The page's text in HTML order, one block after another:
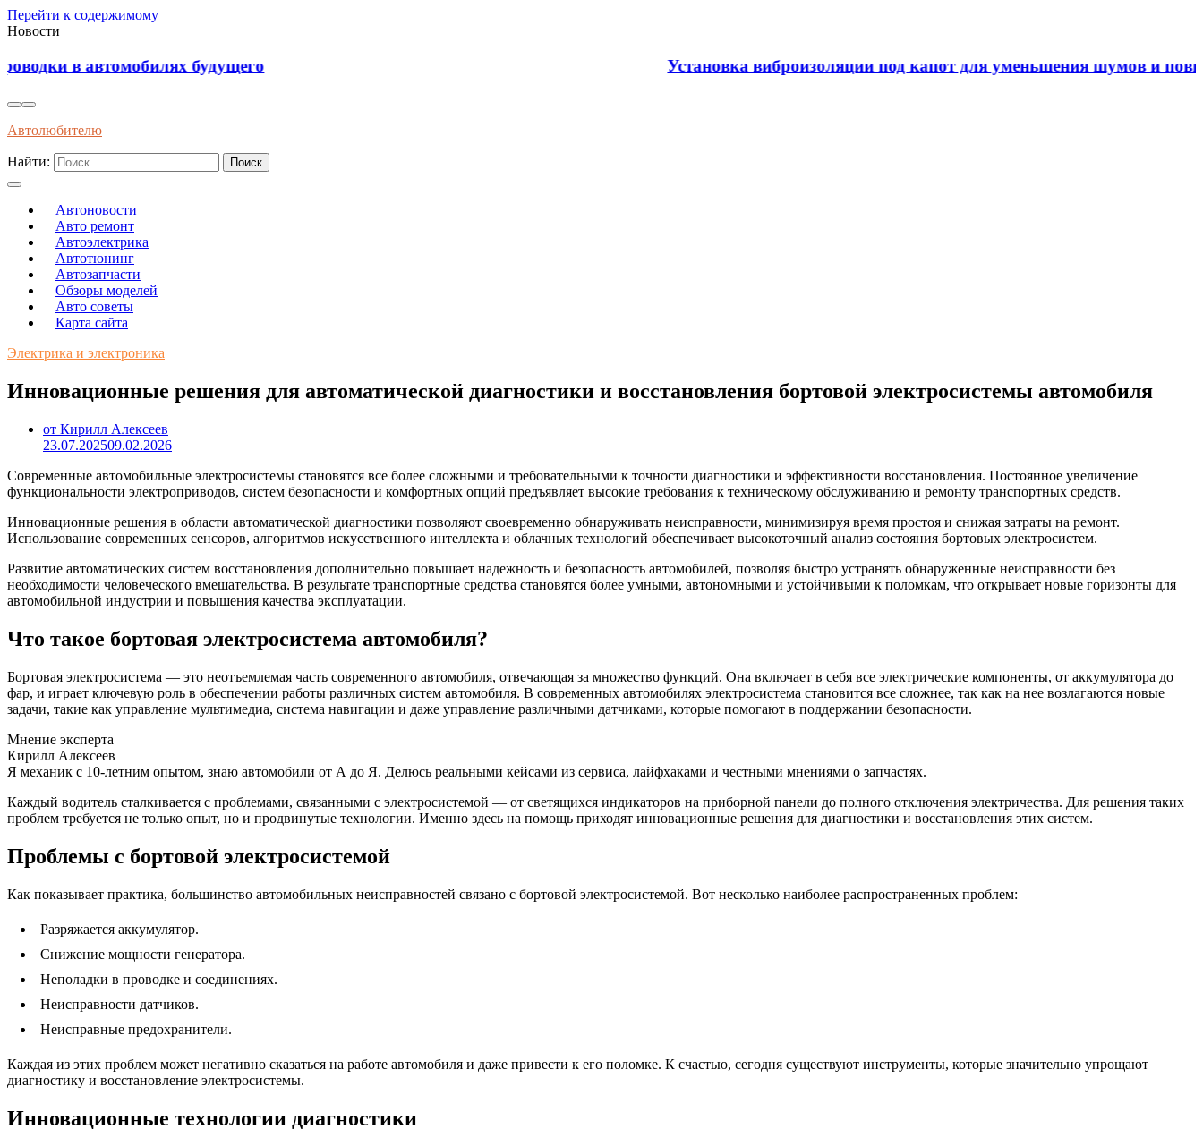
Перейти к содержимому
Новости
Установка виброизоляции под капот для уменьшения шумов и повышения комфорта в автомобиле
Автолюбителю
Найти:
Автоновости
Авто ремонт
Автоэлектрика
Автотюнинг
Автозапчасти
Обзоры моделей
Авто советы
Карта сайта
Электрика и электроника
Инновационные решения для автоматической диагностики и восстановления бортовой электросистемы автомобиля
от Кирилл Алексеев
23.07.202509.02.2026
Современные автомобильные электросистемы становятся все более сложными и требовательными к точности диагностики и эффективности восстановления. Постоянное увеличение
функциональности электроприводов, систем безопасности и комфортных опций предъявляет высокие требования к техническому обслуживанию и ремонту транспортных средств.
Инновационные решения в области автоматической диагностики позволяют своевременно обнаруживать неисправности, минимизируя время простоя и снижая затраты на ремонт.
Использование современных сенсоров, алгоритмов искусственного интеллекта и облачных технологий обеспечивает высокоточный анализ состояния бортовых электросистем.
Развитие автоматических систем восстановления дополнительно повышает надежность и безопасность автомобилей, позволяя быстро устранять обнаруженные неисправности без
необходимости человеческого вмешательства. В результате транспортные средства становятся более умными, автономными и устойчивыми к поломкам, что открывает новые горизонты для
автомобильной индустрии и повышения качества эксплуатации.
Что такое бортовая электросистема автомобиля?
Бортовая электросистема — это неотъемлемая часть современного автомобиля, отвечающая за множество функций. Она включает в себя все электрические компоненты, от аккумулятора до
фар, и играет ключевую роль в обеспечении работы различных систем автомобиля. В современных автомобилях электросистема становится все сложнее, так как на нее возлагаются новые
задачи, такие как управление мультимедиа, система навигации и даже управление различными датчиками, которые помогают в поддержании безопасности.
Мнение эксперта
Кирилл Алексеев
Я механик с 10-летним опытом, знаю автомобили от А до Я. Делюсь реальными кейсами из сервиса, лайфхаками и честными мнениями о запчастях.
Каждый водитель сталкивается с проблемами, связанными с электросистемой — от светящихся индикаторов на приборной панели до полного отключения электричества. Для решения таких
проблем требуется не только опыт, но и продвинутые технологии. Именно здесь на помощь приходят инновационные решения для диагностики и восстановления этих систем.
Проблемы с бортовой электросистемой
Как показывает практика, большинство автомобильных неисправностей связано с бортовой электросистемой. Вот несколько наиболее распространенных проблем:
Разряжается аккумулятор.
Снижение мощности генератора.
Неполадки в проводке и соединениях.
Неисправности датчиков.
Неисправные предохранители.
Каждая из этих проблем может негативно сказаться на работе автомобиля и даже привести к его поломке. К счастью, сегодня существуют инструменты, которые значительно упрощают
диагностику и восстановление электросистемы.
Инновационные технологии диагностики